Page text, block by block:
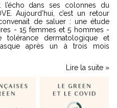
l’écho dans ses colonnes du
Aujourd’hui, c’est un retour
de saluer : une étude
- 15 femmes et 5 hommes -
tolérance dermatologique et
après un à trois mois
Lire la suite »